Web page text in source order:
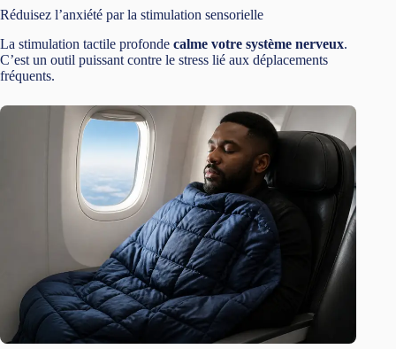
Réduisez l’anxiété par la stimulation sensorielle
La stimulation tactile profonde calme votre système nerveux.
C’est un outil puissant contre le stress lié aux déplacements
fréquents.